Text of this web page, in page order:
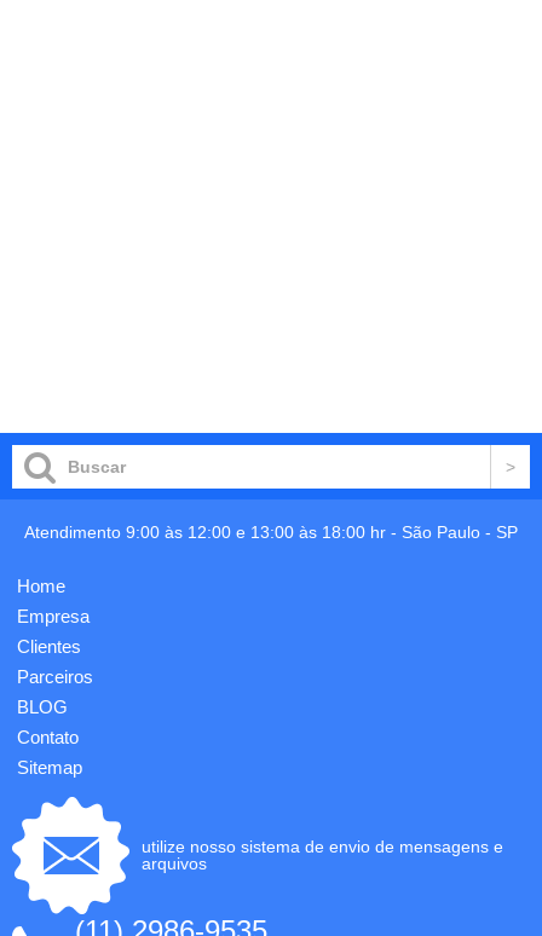
Atendimento 9:00 às 12:00 e 13:00 às 18:00 hr - São Paulo - SP
Home
Empresa
Clientes
Parceiros
BLOG
Contato
Sitemap
utilize nosso sistema de envio de mensagens e
arquivos